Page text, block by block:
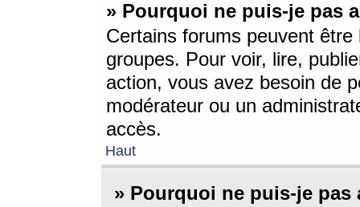
» Pourquoi ne puis-je pas
Certains forums peuvent être
groupes. Pour voir, lire,
action, vous avez besoin de
modérateur ou un
accès.
Haut
» Pourquoi ne puis-je